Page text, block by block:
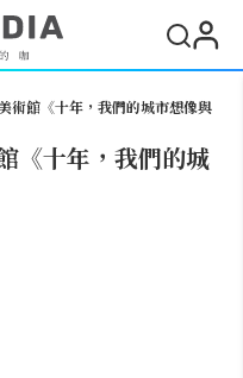
術館《十年，我們的城市想像與
《十年，我們的城